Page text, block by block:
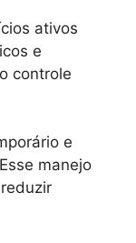
ativos
e
controle
e
manejo